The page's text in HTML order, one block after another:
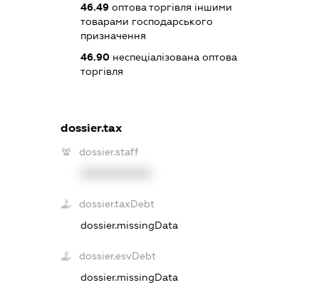
46.49оптова торгівля іншими
товарами господарського
призначення
46.90неспеціалізована оптова
торгівля
dossier.tax
dossier.staff
dossier.taxDebt
dossier.missingData
dossier.esvDebt
dossier.missingData